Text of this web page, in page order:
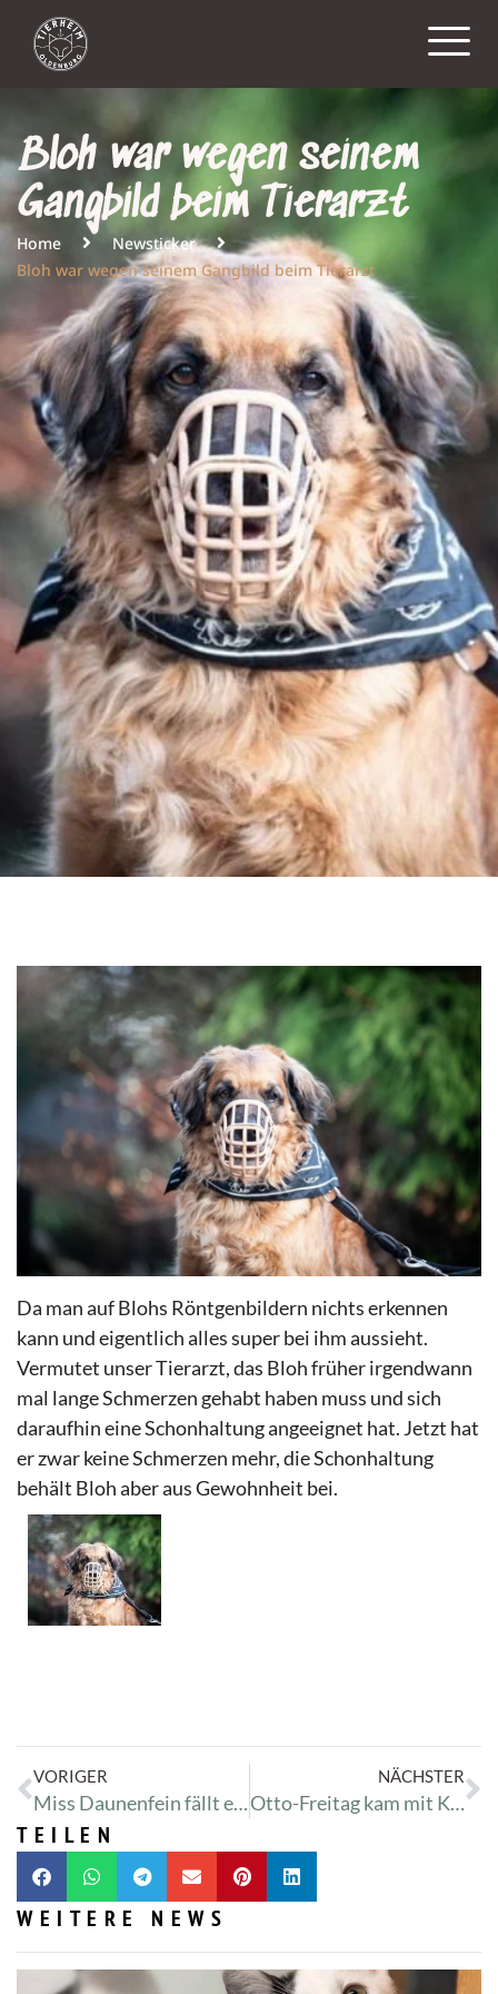
Bloh war wegen seinem
Gangbild beim Tierarzt
Home
Newsticker
Bloh war wegen seinem Gangbild beim Tierarzt
Da man aufBlohs Röntgenbildern nichts erkennen
kann und eigentlich alles super bei ihm aussieht.
Vermutet unserTierarzt, das Blohfrüher irgendwann
mal langeSchmerzen gehabt haben muss und sich
daraufhin eine Schonhaltung angeeignet hat. Jetzt hat
er zwar keineSchmerzen mehr, dieSchonhaltung
behält Blohaber ausGewohnheit bei.
VORIGER
Miss Daunenfein fällt es schwer zu stehen
NÄCHSTER
Otto-Freitag kam mit Kalkbeinen
TEILEN
WEITERE NEWS